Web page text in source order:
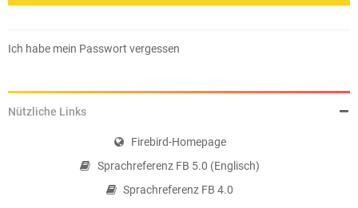
Ich habe mein Passwort vergessen
Nützliche Links
Firebird-Homepage
Sprachreferenz FB 5.0 (Englisch)
Sprachreferenz FB 4.0